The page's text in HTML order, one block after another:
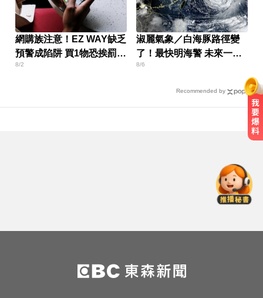
網購族注意！EZ WAY缺乏
預警成陷阱 買1物恐挨罰百
萬
8/2
淑麗氣象／白海豚路徑變
了！最快明海警 未來一週
降雨熱區曝
8/6
Recommended by
逾10%」一次看
MLB／重返大聯盟僅3天！費爾柴德
本季二度遭水手DFA